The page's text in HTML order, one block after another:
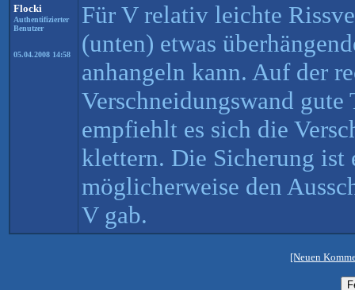
Flocki
Authentifizierter
Benutzer
05.04.2008 14:58
Für V relativ leichte
(unten) etwas
anhangeln kann. Auf der
Verschneidungswand
empfiehlt es sich die
klettern. Die Sicherung ist
möglicherweise den
V gab.
[Neuen